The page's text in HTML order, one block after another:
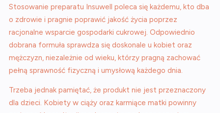
Stosowanie preparatu Insuwell poleca się każdemu, kto dba
o zdrowie i pragnie poprawić jakość życia poprzez
racjonalne wsparcie gospodarki cukrowej. Odpowiednio
dobrana formuła sprawdza się doskonale u kobiet oraz
mężczyzn, niezależnie od wieku, którzy pragną zachować
pełną sprawność fizyczną i umysłową każdego dnia.
Trzeba jednak pamiętać, że produkt nie jest przeznaczony
dla dzieci. Kobiety w ciąży oraz karmiące matki powinny